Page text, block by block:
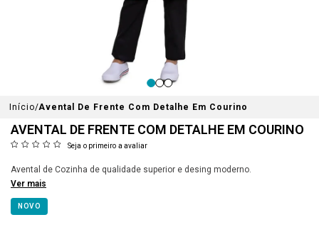
Início Avental De Frente Com Detalhe Em Courino
AVENTAL DE FRENTE COM DETALHE EM COURINO
Seja o primeiro a avaliar
Avental de Cozinha de qualidade superior e desing moderno.
Ver mais
NOVO